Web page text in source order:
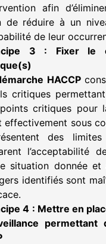
afin
de réduire à un
de leur
3 : Fixer le
HACCP
critiques
critiques pour
effectivement sous
des
l’acceptabilité
situation donnée
identifiés sont
4 : Mettre en
permettant